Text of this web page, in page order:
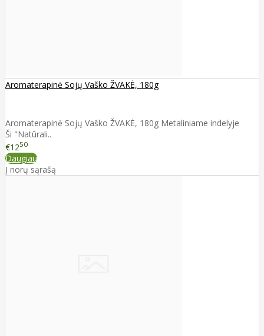
Aromaterapinė Sojų Vaško ŽVAKĖ, 180g
Aromaterapinė Sojų Vaško ŽVAKĖ, 180g Metaliniame indelyje
Ši "Natūrali..
€1250
Daugiau
Į norų sąrašą